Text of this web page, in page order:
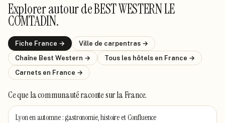
Explorer autour deBEST WESTERN LE
COMTADIN.
Fiche France → Ville de carpentras →
Chaîne Best Western → Tous les hôtels en France →
Carnets en France →
Ce que la communauté racontesur la France.
Lyon en automne : gastronomie, histoire et Confluence